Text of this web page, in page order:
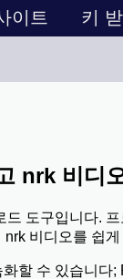
이트 키 받
nrk 비디
드 도구입니다.
비디오를 쉽
할 수 있습니